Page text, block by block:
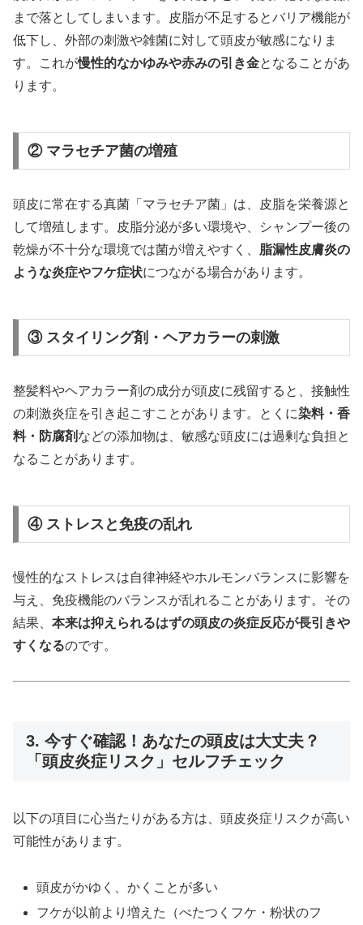
まで落としてしまいます。皮脂が不足するとバリア機能が
低下し、外部の刺激や雑菌に対して頭皮が敏感になりま
す。これが慢性的なかゆみや赤みの引き金となることがあ
ります。
② マラセチア菌の増殖
頭皮に常在する真菌「マラセチア菌」は、皮脂を栄養源と
して増殖します。皮脂分泌が多い環境や、シャンプー後の
乾燥が不十分な環境では菌が増えやすく、 脂漏性皮膚炎の
ような炎症やフケ症状につながる場合があります。
③ スタイリング剤・ヘアカラーの刺激
整髪料やヘアカラー剤の成分が頭皮に残留すると、接触性
の刺激炎症を引き起こすことがあります。とくに染料・香
料・防腐剤 などの添加物は、敏感な頭皮には過剰な負担と
なることがあります。
④ ストレスと免疫の乱れ
慢性的なストレスは自律神経やホルモンバランスに影響を
与え、免疫機能のバランスが乱れることがあります。その
結果、 本来は抑えられるはずの頭皮の炎症反応が長引きや
すくなるのです。
3. 今すぐ確認！あなたの頭皮は大丈夫？
「頭皮炎症リスク」セルフチェック
以下の項目に心当たりがある方は、頭皮炎症リスクが高い
可能性があります。
頭皮がかゆく、かくことが多い
フケが以前より増えた（べたつくフケ・粉状のフ